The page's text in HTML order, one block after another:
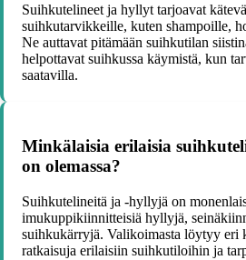
Suihkutelineet ja hyllyt tarjoavat
suihkutarvikkeille, kuten shampoille,
Ne auttavat pitämään suihkutilan
helpottavat suihkussa käymistä, kun
saatavilla.
Minkälaisia erilaisia
on olemassa?
Suihkutelineitä ja -hyllyjä on
imukuppikiinnitteisiä hyllyjä,
suihkukärryjä. Valikoimasta löytyy eri
ratkaisuja erilaisiin suihkutiloihin ja